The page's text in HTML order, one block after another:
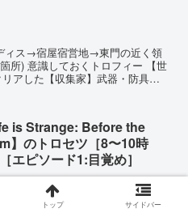
ィス→宿屋宿営地→東門の近く領
所) 意識しておくトロフィー 【世
アした【収集家】武器・防具を
is Strange: Before the
】のトロセツ［8〜10時
エピソード1:目覚め］
略72本目 Life is Strange: Before
トップ サイドバー